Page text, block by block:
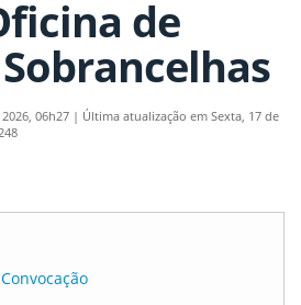
de
06h27 | Última atualização em Sexta, 17 de